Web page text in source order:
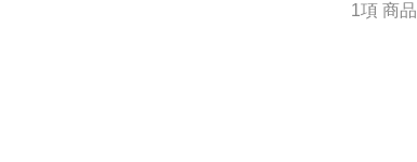
1項 商品